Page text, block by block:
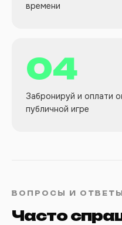
времени
04
Забронируй и оплати
публичной игре
ВОПРОСЫ И ОТВЕТЫ
Часто